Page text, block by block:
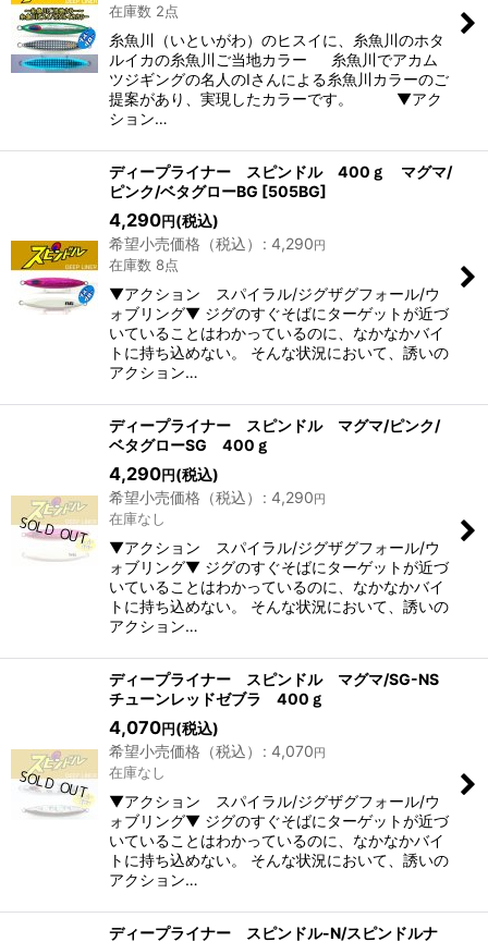
在庫数 2点
糸魚川（いといがわ）のヒスイに、糸魚川のホタ
ルイカの糸魚川ご当地カラー 糸魚川でアカム
ツジギングの名人のIさんによる糸魚川カラーのご
提案があり、実現したカラーです。 ▼アク
ション…
ディープライナー スピンドル 400ｇ マグマ/
ピンク/ベタグローBG [505BG]
4,290円(税込)
希望小売価格（税込）
: 4,290円
在庫数 8点
▼アクション スパイラル/ジグザグフォール/ウ
ォブリング▼ ジグのすぐそばにターゲットが近づ
いていることはわかっているのに、なかなかバイ
トに持ち込めない。 そんな状況において、誘いの
アクション…
ディープライナー スピンドル マグマ/ピンク/
ベタグローSG 400ｇ
4,290円(税込)
希望小売価格（税込）
: 4,290円
在庫なし
▼アクション スパイラル/ジグザグフォール/ウ
ォブリング▼ ジグのすぐそばにターゲットが近づ
いていることはわかっているのに、なかなかバイ
トに持ち込めない。 そんな状況において、誘いの
アクション…
ディープライナー スピンドル マグマ/SG-NS
チューンレッドゼブラ 400ｇ
4,070円(税込)
希望小売価格（税込）
: 4,070円
在庫なし
▼アクション スパイラル/ジグザグフォール/ウ
ォブリング▼ ジグのすぐそばにターゲットが近づ
いていることはわかっているのに、なかなかバイ
トに持ち込めない。 そんな状況において、誘いの
アクション…
ディープライナー スピンドル-N/スピンドルナ